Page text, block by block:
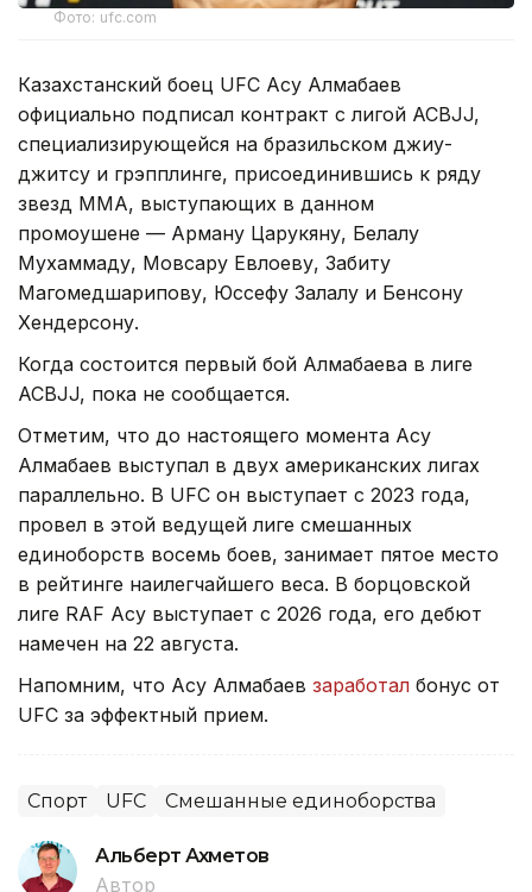
Фото: ufc.com
Казахстанский боец UFC Асу Алмабаев
официально подписал контракт с лигой ACBJJ,
специализирующейся на бразильском джиу-
джитсу и грэпплинге, присоединившись к ряду
звезд ММА, выступающих в данном
промоушене — Арману Царукяну, Белалу
Мухаммаду, Мовсару Евлоеву, Забиту
Магомедшарипову, Юссефу Залалу и Бенсону
Хендерсону.
Когда состоится первый бой Алмабаева в лиге
ACBJJ, пока не сообщается.
Отметим, что до настоящего момента Асу
Алмабаев выступал в двух американских лигах
параллельно. В UFC он выступает с 2023 года,
провел в этой ведущей лиге смешанных
единоборств восемь боев, занимает пятое место
в рейтинге наилегчайшего веса. В борцовской
лиге RAF Асу выступает с 2026 года, его дебют
намечен на 22 августа.
Напомним, что Асу Алмабаев заработал бонус от
UFC за эффектный прием.
Спорт UFC Смешанные единоборства
Альберт Ахметов
Автор